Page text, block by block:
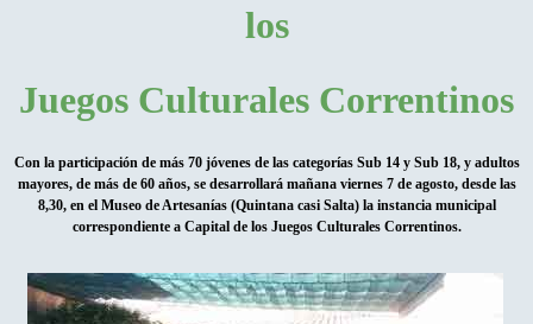
los
Juegos Culturales Correntinos
Con la participación de más 70 jóvenes de las categorías Sub 14 y Sub 18, y adultos
mayores, de más de 60 años, se desarrollará mañana viernes 7 de agosto, desde las
8,30, en el Museo de Artesanías (Quintana casi Salta) la instancia municipal
correspondiente a Capital de los Juegos Culturales Correntinos.